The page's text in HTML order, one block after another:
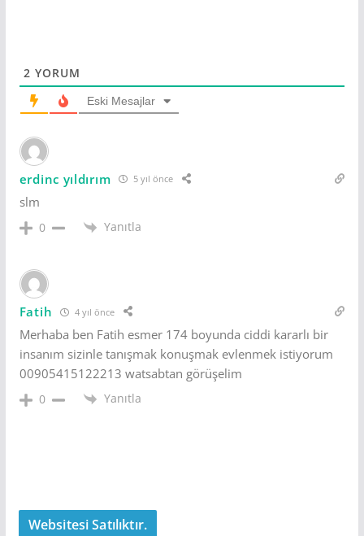
2 YORUM
Eski Mesajlar
erdinc yıldırım 5 yıl önce
slm
0 Yanıtla
Fatih 4 yıl önce
Merhaba ben Fatih esmer 174 boyunda ciddi kararlı bir
insanım sizinle tanışmak konuşmak evlenmek istiyorum
00905415122213 watsabtan görüşelim
0 Yanıtla
Websitesi Satılıktır.